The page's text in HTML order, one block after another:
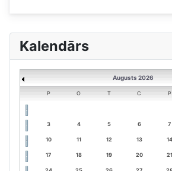
Kalendārs
Augusts 2026
P O T C P
3 4 5 6 7
10 11 12 13 14
17 18 19 20 21